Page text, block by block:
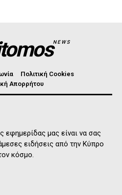
NEWS
Πολιτική Cookies
Απορρήτου
μας είναι να σας
ειδήσεις από την Κύπρο
κόσμο.